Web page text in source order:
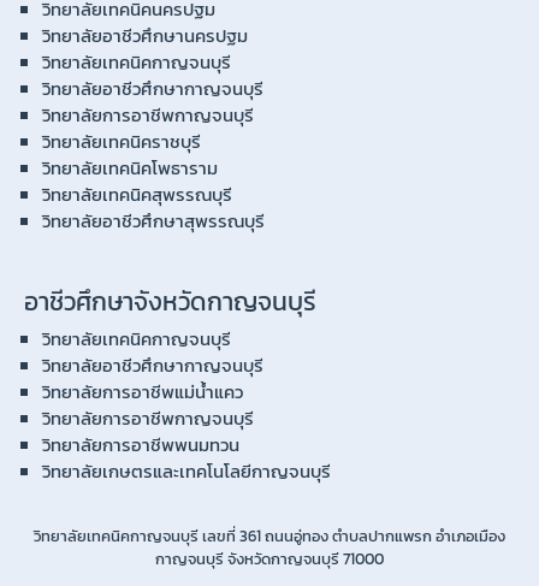
วิทยาลัยเทคนิคนครปฐม
วิทยาลัยอาชีวศึกษานครปฐม
วิทยาลัยเทคนิคกาญจนบุรี
วิทยาลัยอาชีวศึกษากาญจนบุรี
วิทยาลัยการอาชีพกาญจนบุรี
วิทยาลัยเทคนิคราชบุรี
วิทยาลัยเทคนิคโพธาราม
วิทยาลัยเทคนิคสุพรรณบุรี
วิทยาลัยอาชีวศึกษาสุพรรณบุรี
อาชีวศึกษาจังหวัดกาญจนบุรี
วิทยาลัยเทคนิคกาญจนบุรี
วิทยาลัยอาชีวศึกษากาญจนบุรี
วิทยาลัยการอาชีพแม่น้ำแคว
วิทยาลัยการอาชีพกาญจนบุรี
วิทยาลัยการอาชีพพนมทวน
วิทยาลัยเกษตรและเทคโนโลยีกาญจนบุรี
วิทยาลัยเทคนิคกาญจนบุรี เลขที่ 361 ถนนอู่ทอง ตำบลปากแพรก อำเภอเมือง
กาญจนบุรี จังหวัดกาญจนบุรี 71000